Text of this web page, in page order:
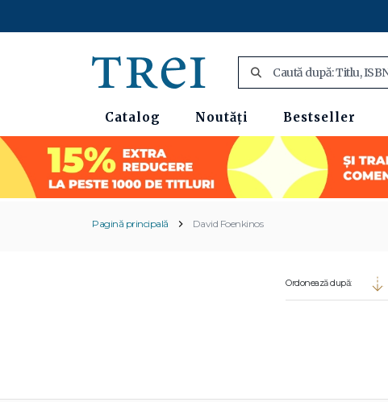
Catalog Noutăți Bestseller
Pagină principală David Foenkinos
Ordonează după: